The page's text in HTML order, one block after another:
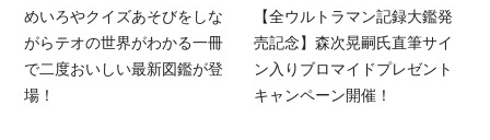
めいろやクイズあそびをしな
がらテオの世界がわかる一冊
で二度おいしい最新図鑑が登
場！
【全ウルトラマン記録大鑑発
売記念】森次晃嗣氏直筆サイ
ン入りブロマイドプレゼント
キャンペーン開催！